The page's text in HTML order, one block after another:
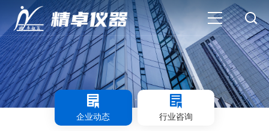
企业动态 行业咨询